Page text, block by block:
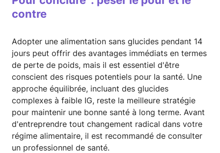
contre
Adopter une alimentation sans glucides pendant 14
jours peut offrir des avantages immédiats en termes
de perte de poids, mais il est essentiel d'être
conscient des risques potentiels pour la santé. Une
approche équilibrée, incluant des glucides
complexes à faible IG, reste la meilleure stratégie
pour maintenir une bonne santé à long terme. Avant
d'entreprendre tout changement radical dans votre
régime alimentaire, il est recommandé de consulter
un professionnel de santé.